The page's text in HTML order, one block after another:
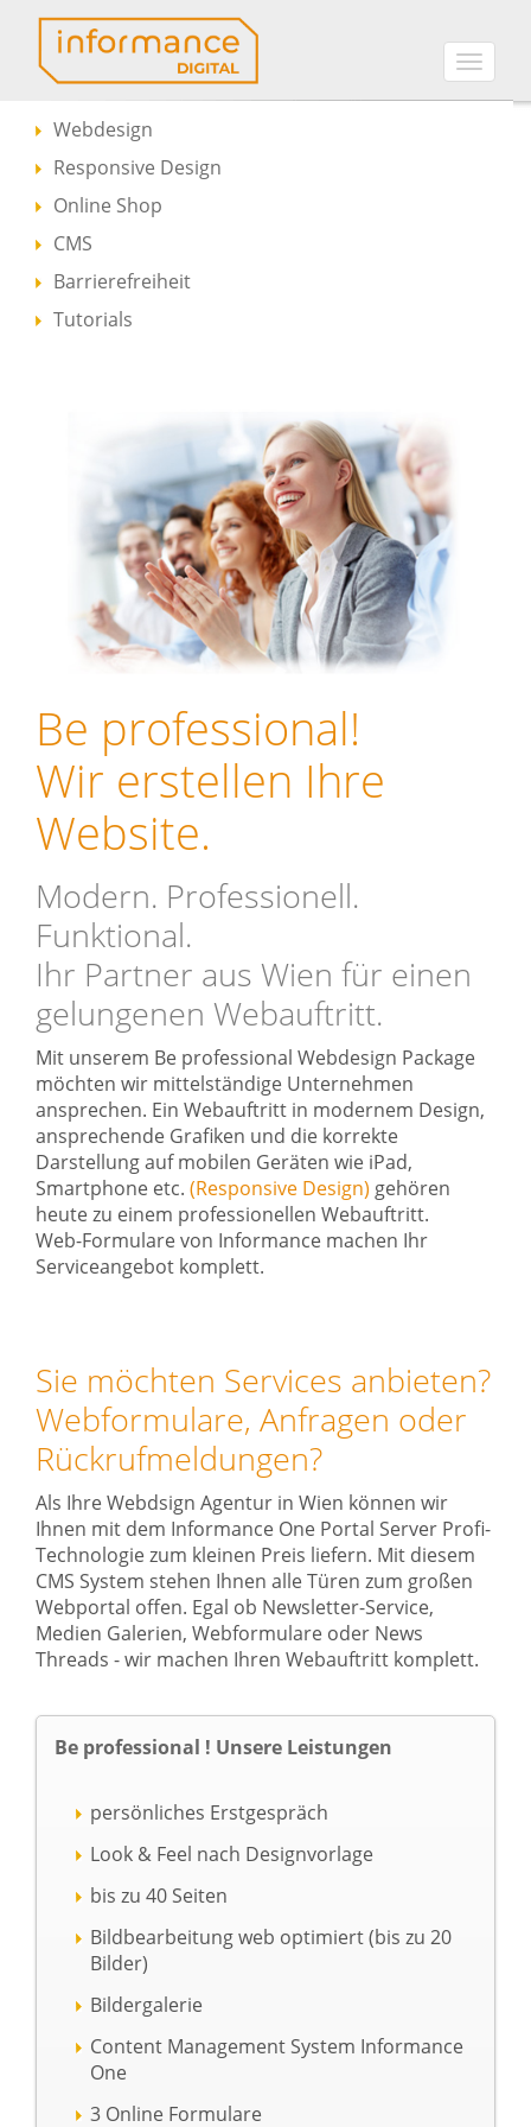
Toggle
Webdesign
Responsive Design
Online Shop
CMS
Barrierefreiheit
Tutorials
Be professional!
Wir erstellen Ihre
Website.
Modern. Professionell.
Funktional.
Ihr Partner aus Wien für einen
gelungenen Webauftritt.
Mit unserem Be professional Webdesign Package
möchten wir mittelständige Unternehmen
ansprechen. Ein Webauftritt in modernem Design,
ansprechende Grafiken und die korrekte
Darstellung auf mobilen Geräten wie iPad,
Smartphone etc. (Responsive Design) gehören
heute zu einem professionellen Webauftritt.
Web-Formulare von Informance machen Ihr
Serviceangebot komplett.
Sie möchten Services anbieten?
Webformulare, Anfragen oder
Rückrufmeldungen?
Als Ihre Webdsign Agentur in Wien können wir
Ihnen mit dem Informance One Portal Server Profi-
Technologie zum kleinen Preis liefern. Mit diesem
CMS System stehen Ihnen alle Türen zum großen
Webportal offen. Egal ob Newsletter-Service,
Medien Galerien, Webformulare oder News
Threads - wir machen Ihren Webauftritt komplett.
Be professional ! Unsere Leistungen
persönliches Erstgespräch
Look & Feel nach Designvorlage
bis zu 40 Seiten
Bildbearbeitung web optimiert (bis zu 20
Bilder)
Bildergalerie
Content Management System Informance
One
3 Online Formulare